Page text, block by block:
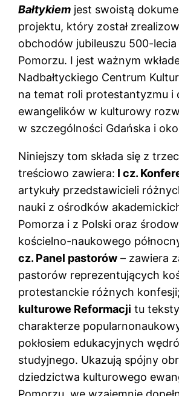
Bałtykiem jest swoistą
projektu, który został
obchodów jubileuszu 500-
Pomorzu. I jest ważnym
Nadbałtyckiego Centrum
na temat roli protestantyzmu i
ewangelików w kulturowy
w szczególności Gdańska i
Niniejszy tom składa się z
treściowo zawiera: I cz.
artykuły przedstawicieli
nauki z ośrodków
Pomorza i z Polski oraz
kościelno-naukowego
cz. Panel pastorów – zawiera
pastorów reprezentujących
protestanckie różnych konfesji;
kulturowe Reformacji tu
charakterze
pokłosiem edukacyjnych
studyjnego. Ukazują spójny
dziedzictwa kulturowego